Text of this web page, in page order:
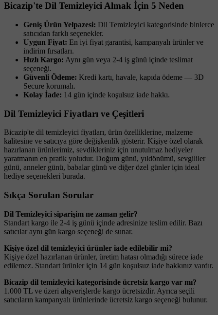
Bicazip'te Dil Temizleyici Almak İçin 5 Neden
Geniş Ürün Yelpazesi: Dil Temizleyici kategorisinde binlerce
satıcıdan farklı seçenekler.
Uygun Fiyat: En iyi fiyat garantisi, kampanyalı ürünler ve
indirim fırsatları.
Hızlı Kargo: Aynı gün veya 2-4 iş günü içinde teslimat
seçeneği.
Güvenli Ödeme: Kredi kartı, havale, kapıda ödeme — 3D
Secure korumalı.
Kolay İade: 14 gün içinde koşulsuz iade hakkı.
Dil Temizleyici Fiyatları ve Çeşitleri
Bicazip'te dil temizleyici fiyatları, ürün özelliklerine, malzeme
kalitesine ve satıcıya göre değişkenlik gösterir. Kişiye özel olarak
hazırlanan ürünlerimiz, sevdikleriniz için unutulmaz hediyeler
yaratmanın en pratik yoludur. Doğum günü, yıldönümü, sevgililer
günü, anneler günü, babalar günü ve diğer özel günler için ideal
hediye seçenekleri burada.
Sıkça Sorulan Sorular
Dil Temizleyici siparişim ne zaman gelir?
Standart kargo ile 2-4 iş günü içinde adresinize teslim edilir. Bazı
satıcılar aynı gün kargo seçeneği de sunar.
Kişiye özel dil temizleyici ürünler iade edilebilir mi?
Kişiye özel hazırlanan ürünler, üretim hatası olmadığı sürece iade
edilemez. Standart ürünler için 14 gün koşulsuz iade hakkınız vardır.
Bicazip dil temizleyici kategorisinde ücretsiz kargo var mı?
1.000 TL ve üzeri alışverişlerde kargo ücretsizdir. Ayrıca seçili
satıcıların kampanyalı ürünlerinde ücretsiz kargo seçeneği bulunur.